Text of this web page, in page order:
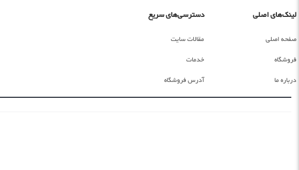
لینک‌های اصلی
صفحه اصلی
فروشگاه
درباره ما
دسترسی‌های سریع
مقالات سایت
خدمات
آدرس فروشگاه